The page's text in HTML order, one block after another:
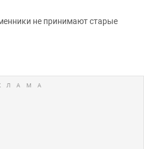
не принимают старые